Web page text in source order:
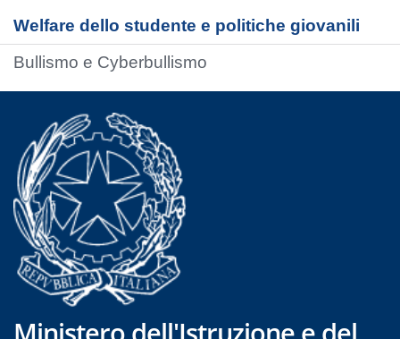
Welfare dello studente e politiche giovanili
Bullismo e Cyberbullismo